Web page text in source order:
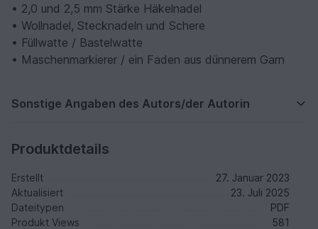
• 2,0 und 2,5 mm Stärke Häkelnadel
• Wollnadel, Stecknadeln und Schere
• Füllwatte / Bastelwatte
• Maschenmarkierer / ein Faden aus dünnerem Garn
Sonstige Angaben des Autors/der Autorin
Produktdetails
Erstellt
27. Januar 2023
Aktualisiert
23. Juli 2025
Dateitypen
PDF
Produkt Views
581